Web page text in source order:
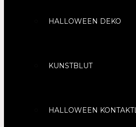
HALLOWEEN DEKO
KUNSTBLUT
HALLOWEEN